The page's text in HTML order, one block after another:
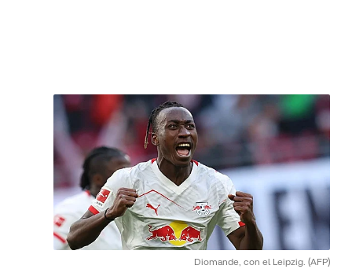
Diomande, con el Leipzig. (AFP)